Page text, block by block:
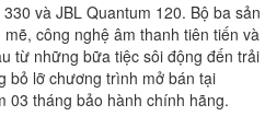
và JBL Quantum 120. Bộ ba sản
công nghệ âm thanh tiên tiến và
từ những bữa tiệc sôi động đến trải
bỏ lỡ chương trình mở bán tại
03 tháng bảo hành chính hãng.